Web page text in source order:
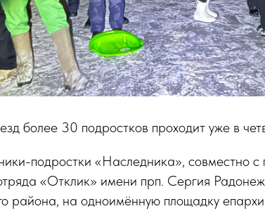
более 30 подростков проходит уже в
подростки «Наследника», совместно
«Отклик» имени прп. Сергия
района, на одноимённую площадку